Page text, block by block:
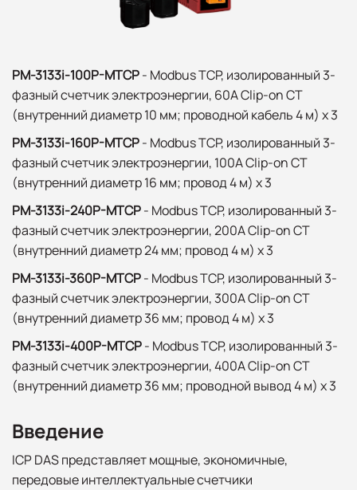
PM-3133i-100P-MTCP- Modbus TCP, изолированный 3-
фазный счетчик электроэнергии, 60A Clip-on CT
(внутренний диаметр 10 мм; проводной кабель 4 м) x 3
PM-3133i-160P-MTCP- Modbus TCP, изолированный 3-
фазный счетчик электроэнергии, 100A Clip-on CT
(внутренний диаметр 16 мм; провод 4 м) x 3
PM-3133i-240P-MTCP- Modbus TCP, изолированный 3-
фазный счетчик электроэнергии, 200A Clip-on CT
(внутренний диаметр 24 мм; провод 4 м) x 3
PM-3133i-360P-MTCP- Modbus TCP, изолированный 3-
фазный счетчик электроэнергии, 300A Clip-on CT
(внутренний диаметр 36 мм; провод 4 м) x 3
PM-3133i-400P-MTCP- Modbus TCP, изолированный 3-
фазный счетчик электроэнергии, 400A Clip-on CT
(внутренний диаметр 36 мм; проводной вывод 4 м) x 3
Введение
ICP DAS представляет мощные, экономичные,
передовые интеллектуальные счетчики